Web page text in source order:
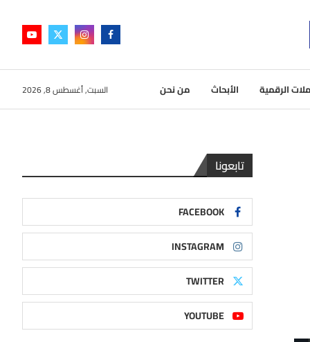
الرقمية الأبحاث من نحن السبت, أغسطس 8, 2026
تابعونا
FACEBOOK
INSTAGRAM
TWITTER
YOUTUBE